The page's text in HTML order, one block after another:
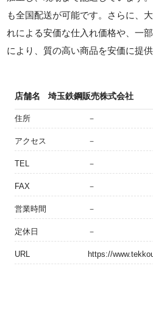
も全国配送が可能です。さらに、
れによる安価な仕入れ価格や、一
により、質の高い商品を安価に提供
店舗名 埼玉鉄鋼販売株式会社
住所 －
アクセス －
TEL －
FAX －
営業時間 －
定休日 －
URL https://